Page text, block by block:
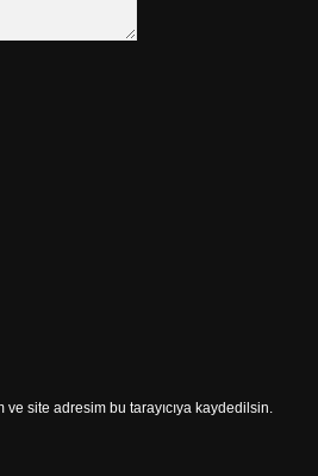
ve site adresim bu tarayıcıya kaydedilsin.